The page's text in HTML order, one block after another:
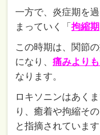
一方で、炎症期を
まっていく「拘縮期
この時期は、関節
になり、痛みより
なります。
ロキソニンはあく
り、癒着や拘縮そ
と指摘されていま